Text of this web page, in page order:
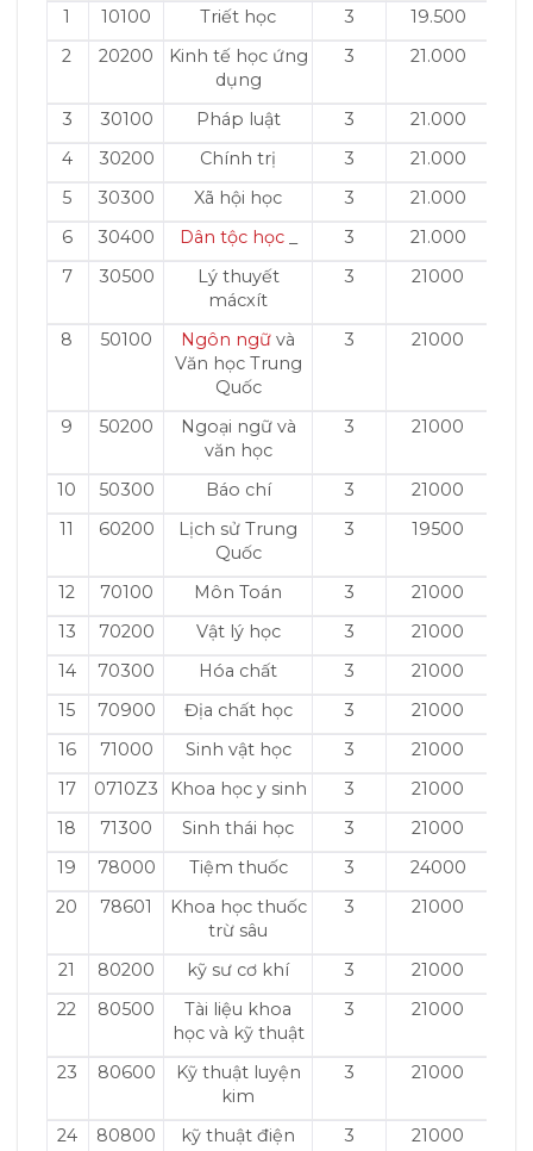
1 10100 Triết học 3
19.500
2
20200
Kinh tế học ứng
dụng
3 21.000
3 30100 Pháp luật 3
21.000
4
30200 Chính trị 3
21.000
5
30300 Xã hội học 3
21.000
6
30400 Dân tộc học_ 3
21.000
7
30500
Lý thuyết
mácxít
3 21000
8 50100 Ngôn ngữ và
Văn học Trung
Quốc
3 21000
9 50200
Ngoại ngữ và
văn học
3 21000
10 50300 Báo chí 3
21000
11
60200
Lịch sử Trung
Quốc
3 19500
12 70100 Môn Toán 3
21000
13
70200 Vật lý học 3
21000
14
70300 Hóa chất 3
21000
15
70900 Địa chất học 3
21000
16
71000 Sinh vật học 3
21000
17
0710Z3 Khoa học y sinh 3
21000
18
71300 Sinh thái học 3
21000
19
78000 Tiệm thuốc 3
24000
20
78601
Khoa học thuốc
trừ sâu
3 21000
21 80200 kỹ sư cơ khí 3
21000
22
80500
Tài liệu khoa
học và kỹ thuật
3 21000
23 80600
Kỹ thuật luyện
kim
3 21000
24 80800 kỹ thuật điện 3
21000